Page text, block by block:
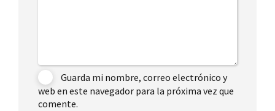
Guarda mi nombre, correo electrónico y
web en este navegador para la próxima vez que
comente.